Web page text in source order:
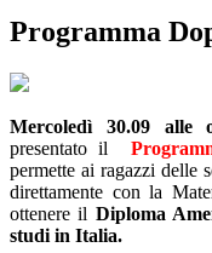
Programma
Mercoledì 30.09 alle
presentato il
permette ai ragazzi delle
direttamente con la
ottenere il Diploma
studi in Italia.